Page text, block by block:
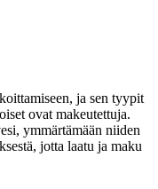
ja sen tyypit
ovat makeutettuja.
ymmärtämään niiden
jotta laatu ja maku